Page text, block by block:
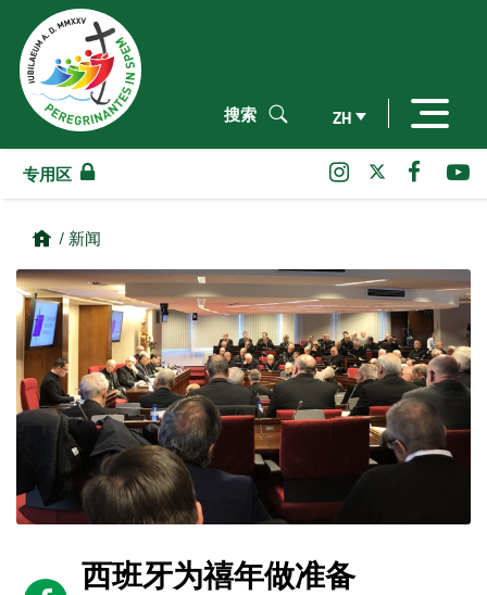
ZH
搜索
专用区
/ 新闻
西班牙为禧年做准备